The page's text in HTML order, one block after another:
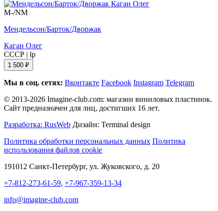
M-/NM
Мендельсон/Барток/Дворжак
Каган Олег
СССР | lp
1 500 ₽
Мы в соц. сетях: Вконтакте Facebook Instagram Telegram
© 2013-2026 Imagine-club.com: магазин виниловых пластинок.
Сайт предназначен для лиц, достигших 16 лет.
Разработка: RusWeb Дизайн: Terminal design
Политика обработки персональных данных Политика
использования файлов cookie
191012 Санкт-Петербург, ул. Жуковского, д. 20
+7-812-273-61-59, +7-967-359-13-34
info@imagine-club.com